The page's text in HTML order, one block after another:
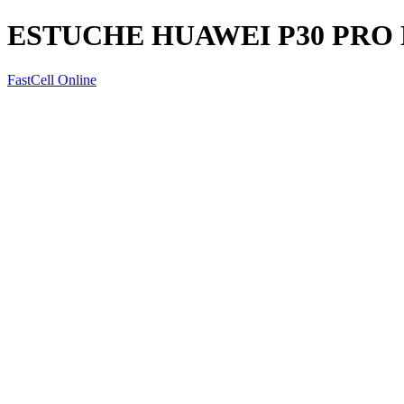
ESTUCHE HUAWEI P30 PRO
FastCell Online